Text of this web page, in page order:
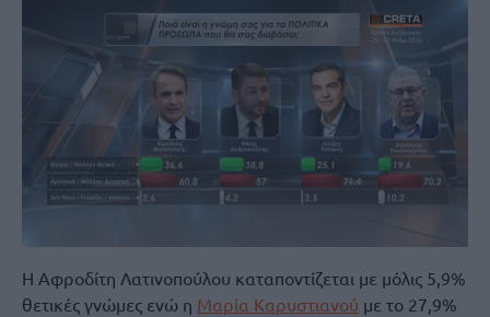
Η Αφροδίτη Λατινοπούλου καταποντίζεται με μόλις 5,9%
θετικές γνώμες ενώ η Μαρία Καρυστιανού με το 27,9%